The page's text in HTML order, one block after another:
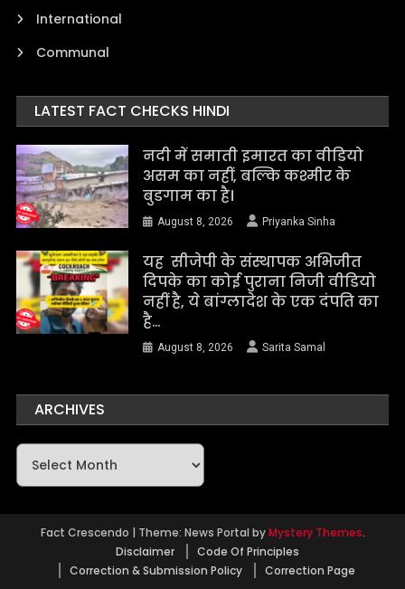
International
Communal
LATEST FACT CHECKS HINDI
नदी में समाती इमारत का वीडियो
असम का नहीं, बल्कि कश्मीर के
बुडगाम का है।
August 8, 2026 Priyanka Sinha
यह सीजेपी के संस्थापक अभिजीत
दिपके का कोई पुराना निजी वीडियो
नहीं है, ये बांग्लादेश के एक दंपति का
है…
August 8, 2026 Sarita Samal
ARCHIVES
Archives
Fact Crescendo | Theme: News Portal byMystery Themes.
Disclaimer
Code Of Principles
Correction & Submission Policy
Correction Page